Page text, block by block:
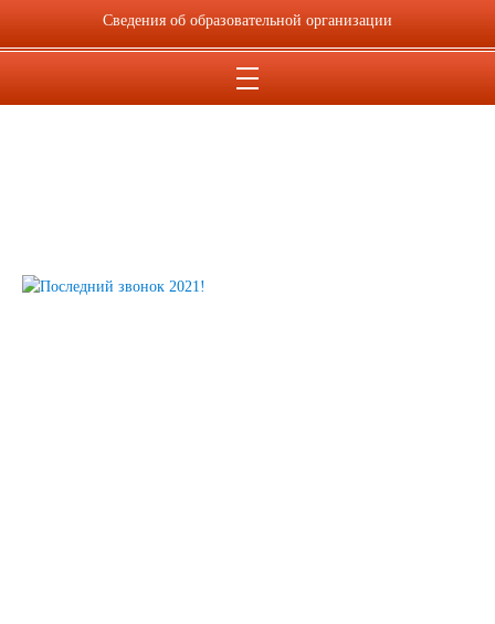
Сведения об образовательной организации